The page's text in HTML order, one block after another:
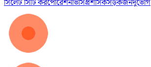
সিলেট সিটি করপোরেশনভিসিপ্রশাসকসড়কজনদুর্ভোগ